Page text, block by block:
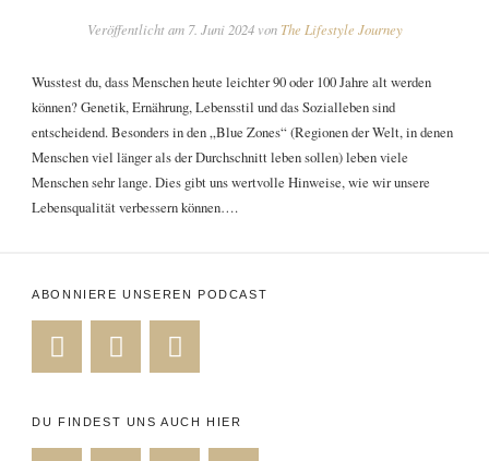
Veröffentlicht am 7. Juni 2024 von The Lifestyle Journey
Wusstest du, dass Menschen heute leichter 90 oder 100 Jahre alt werden
können? Genetik, Ernährung, Lebensstil und das Sozialleben sind
entscheidend. Besonders in den „Blue Zones“ (Regionen der Welt, in denen
Menschen viel länger als der Durchschnitt leben sollen) leben viele
Menschen sehr lange. Dies gibt uns wertvolle Hinweise, wie wir unsere
Lebensqualität verbessern können….
ABONNIERE UNSEREN PODCAST
DU FINDEST UNS AUCH HIER